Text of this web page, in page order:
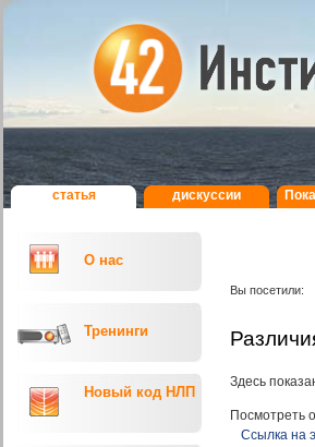
статья дискуcсии
Вы посетили:
Здесь
Посмотреть
Ссылка на
О нас
Тренинги
Новый код НЛП